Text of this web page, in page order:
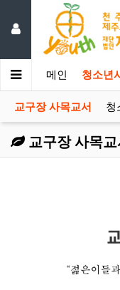
메인 청소년
교구장 사목교서 청
교구장 사목교